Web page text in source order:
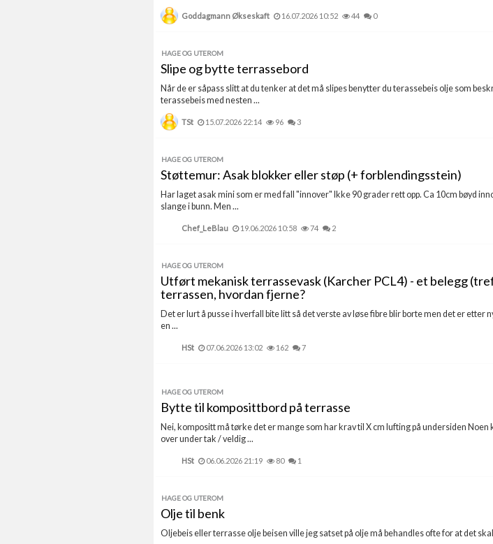
Goddagmann Økseskaft 16.07.2026 10:52 44 0
HAGE OG UTEROM
Slipe og bytte terrassebord
Når de er såpass slitt at du tenker at det må slipes benytter du terassebeis olje som
terassebeis med nesten ...
TSt 15.07.2026 22:14 96 3
HAGE OG UTEROM
Støttemur: Asak blokker eller støp (+ forblendingsstein)
Har laget asak mini som er med fall "innover" Ikke 90 grader rett opp. Ca 10cm bøyd
slange i bunn. Men ...
Chef_LeBlau 19.06.2026 10:58 74 2
HAGE OG UTEROM
Utført mekanisk terrassevask (Karcher PCL4) - et belegg
terrassen, hvordan fjerne?
Det er lurt å pusse i hverfall bite litt så det verste av løse fibre blir borte men det er
en ...
HSt 07.06.2026 13:02 162 7
HAGE OG UTEROM
Bytte til komposittbord på terrasse
Nei, kompositt må tørke det er mange som har krav til X cm lufting på undersiden
over under tak / veldig ...
HSt 06.06.2026 21:19 80 1
HAGE OG UTEROM
Olje til benk
Oljebeis eller terrasse olje beisen ville jeg satset på olje må behandles ofte for at det